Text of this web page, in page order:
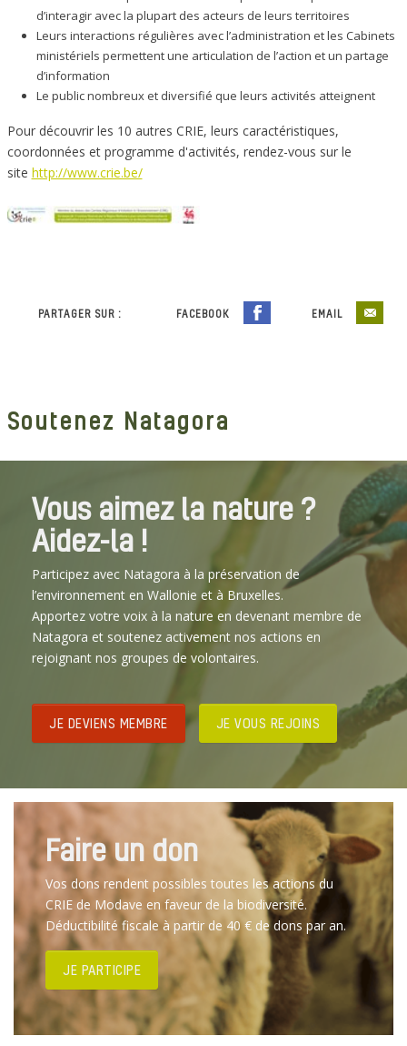
d’interagir avec la plupart des acteurs de leurs territoires
Leurs interactions régulières avec l’administration et les Cabinets
ministériels permettent une articulation de l’action et un partage
d’information
Le public nombreux et diversifié que leurs activités atteignent
Pour découvrir les 10 autres CRIE, leurs caractéristiques,
coordonnées et programme d'activités, rendez-vous sur le
site http://www.crie.be/
PARTAGER SUR : FACEBOOK EMAIL
Soutenez Natagora
Vous aimez la nature ?
Aidez-la !
Participez avec Natagora à la préservation de
l’environnement en Wallonie et à Bruxelles.
Apportez votre voix à la nature en devenant membre de
Natagora et soutenez activement nos actions en
rejoignant nos groupes de volontaires.
JE DEVIENS MEMBRE JE VOUS REJOINS
Faire un don
Vos dons rendent possibles toutes les actions du
CRIE de Modave en faveur de la biodiversité.
Déductibilité fiscale à partir de 40 € de dons par an.
JE PARTICIPE